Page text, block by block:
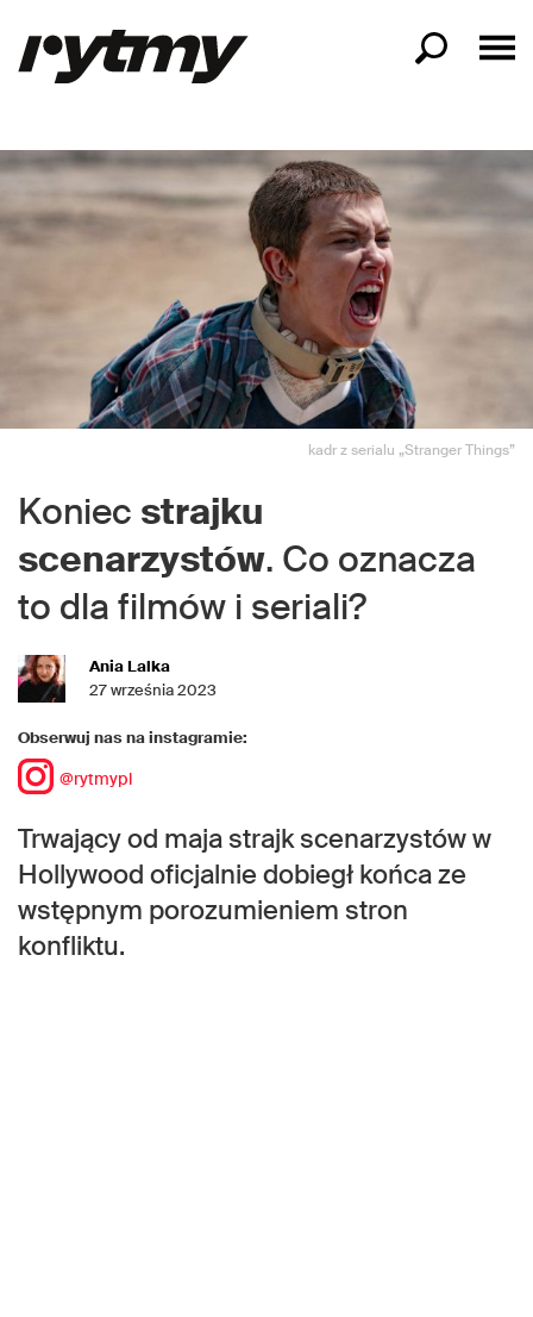
kadr z serialu „Stranger Things”
Koniec strajku
scenarzystów. Co oznacza
to dla filmów i seriali?
Ania Lalka
27 września 2023
Obserwuj nas na instagramie:
@rytmypl
Trwający od maja strajk scenarzystów w
Hollywood oficjalnie dobiegł końca ze
wstępnym porozumieniem stron
konfliktu.